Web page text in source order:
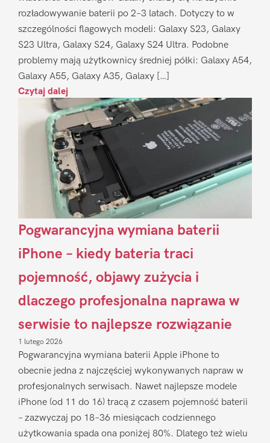
rozładowywanie baterii po 2–3 latach. Dotyczy to w
szczególności flagowych modeli: Galaxy S23, Galaxy
S23 Ultra, Galaxy S24, Galaxy S24 Ultra. Podobne
problemy mają użytkownicy średniej półki: Galaxy A54,
Galaxy A55, Galaxy A35, Galaxy […]
Czytaj dalej
Pogwarancyjna wymiana baterii
iPhone – kiedy bateria traci
pojemność, objawy zużycia i
dlaczego profesjonalna naprawa w
serwisie to najlepsze rozwiązanie
1 lutego 2026
Pogwarancyjna wymiana baterii Apple iPhone to
obecnie jedna z najczęściej wykonywanych napraw w
profesjonalnych serwisach. Nawet najlepsze modele
iPhone (od 11 do 16) tracą z czasem pojemność baterii
– zazwyczaj po 18–36 miesiącach codziennego
użytkowania spada ona poniżej 80%. Dlatego też wielu